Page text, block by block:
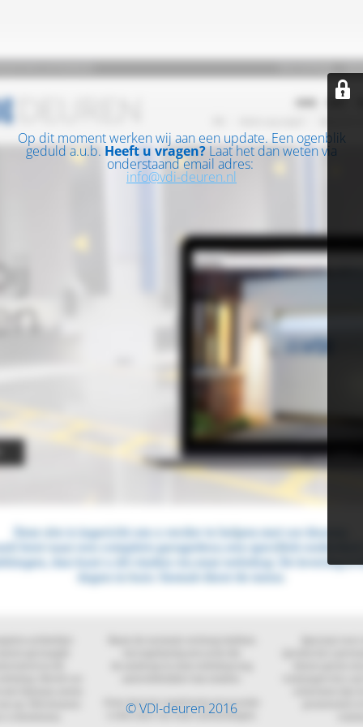
Op dit moment werken wij aan een update. Een ogenblik
geduld a.u.b. Heeft u vragen? Laat het dan weten via
onderstaand email adres:
info@vdi-deuren.nl
© VDI-deuren 2016